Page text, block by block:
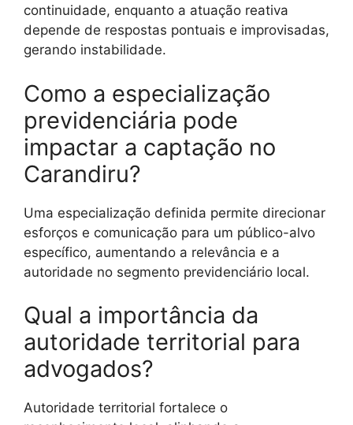
continuidade, enquanto a atuação reativa
depende de respostas pontuais e improvisadas,
gerando instabilidade.
Como a especialização
previdenciária pode
impactar a captação no
Carandiru?
Uma especialização definida permite direcionar
esforços e comunicação para um público-alvo
específico, aumentando a relevância e a
autoridade no segmento previdenciário local.
Qual a importância da
autoridade territorial para
advogados?
Autoridade territorial fortalece o